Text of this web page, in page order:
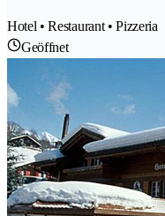
Hotel • Restaurant • Pizzeria
Geöffnet